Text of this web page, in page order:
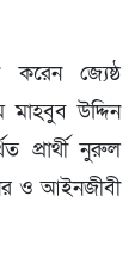
জ্যেষ্ঠ
উদ্দিন
প্রার্থী নুরুল
ও আইনজীবী